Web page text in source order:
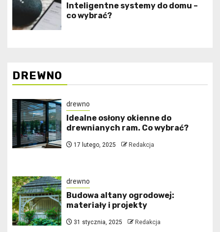
Inteligentne systemy do domu –
co wybrać?
DREWNO
drewno
Idealne osłony okienne do
drewnianych ram. Co wybrać?
17 lutego, 2025 Redakcja
drewno
Budowa altany ogrodowej:
materiały i projekty
31 stycznia, 2025 Redakcja